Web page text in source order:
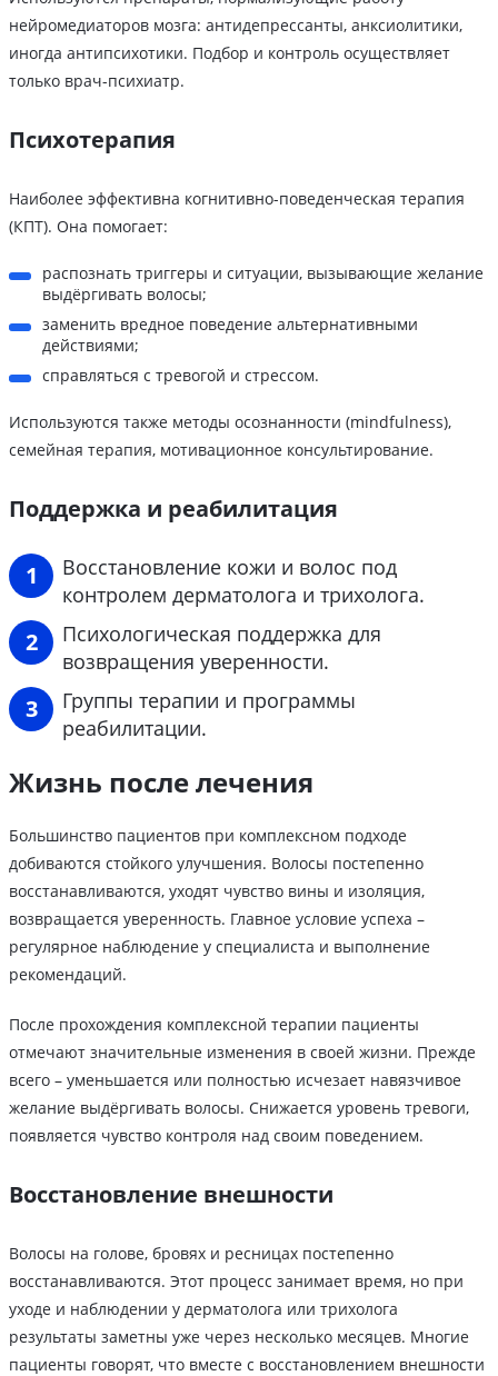
нейромедиаторов мозга: антидепрессанты, анксиолитики,
иногда антипсихотики. Подбор и контроль осуществляет
только врач-психиатр.
Психотерапия
Наиболее эффективна когнитивно-поведенческая терапия
(КПТ). Она помогает:
распознать триггеры и ситуации, вызывающие желание
выдёргивать волосы;
заменить вредное поведение альтернативными
действиями;
справляться с тревогой и стрессом.
Используются также методы осознанности (mindfulness),
семейная терапия, мотивационное консультирование.
Поддержка и реабилитация
Восстановление кожи и волос под
контролем дерматолога и трихолога.
Психологическая поддержка для
возвращения уверенности.
Группы терапии и программы
реабилитации.
Жизнь после лечения
Большинство пациентов при комплексном подходе
добиваются стойкого улучшения. Волосы постепенно
восстанавливаются, уходят чувство вины и изоляция,
возвращается уверенность. Главное условие успеха –
регулярное наблюдение у специалиста и выполнение
рекомендаций.
После прохождения комплексной терапии пациенты
отмечают значительные изменения в своей жизни. Прежде
всего – уменьшается или полностью исчезает навязчивое
желание выдёргивать волосы. Снижается уровень тревоги,
появляется чувство контроля над своим поведением.
Восстановление внешности
Волосы на голове, бровях и ресницах постепенно
восстанавливаются. Этот процесс занимает время, но при
уходе и наблюдении у дерматолога или трихолога
результаты заметны уже через несколько месяцев. Многие
пациенты говорят, что вместе с восстановлением внешности